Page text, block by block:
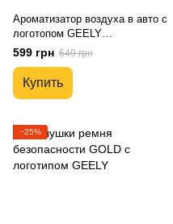
Ароматизатор воздуха в авто с
логотопом GEELY
Автопарфюм премиум сегмент
подарочная упаковка
599 грн 649 грн
Купить
−25%